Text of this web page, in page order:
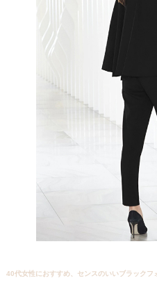
40代女性におすすめ、センスのいいブラックフ